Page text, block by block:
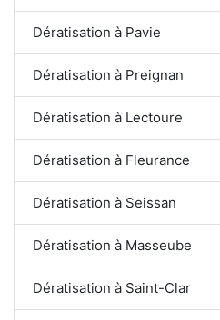
Dératisation à Pavie
Dératisation à Preignan
Dératisation à Lectoure
Dératisation à Fleurance
Dératisation à Seissan
Dératisation à Masseube
Dératisation à Saint-Clar